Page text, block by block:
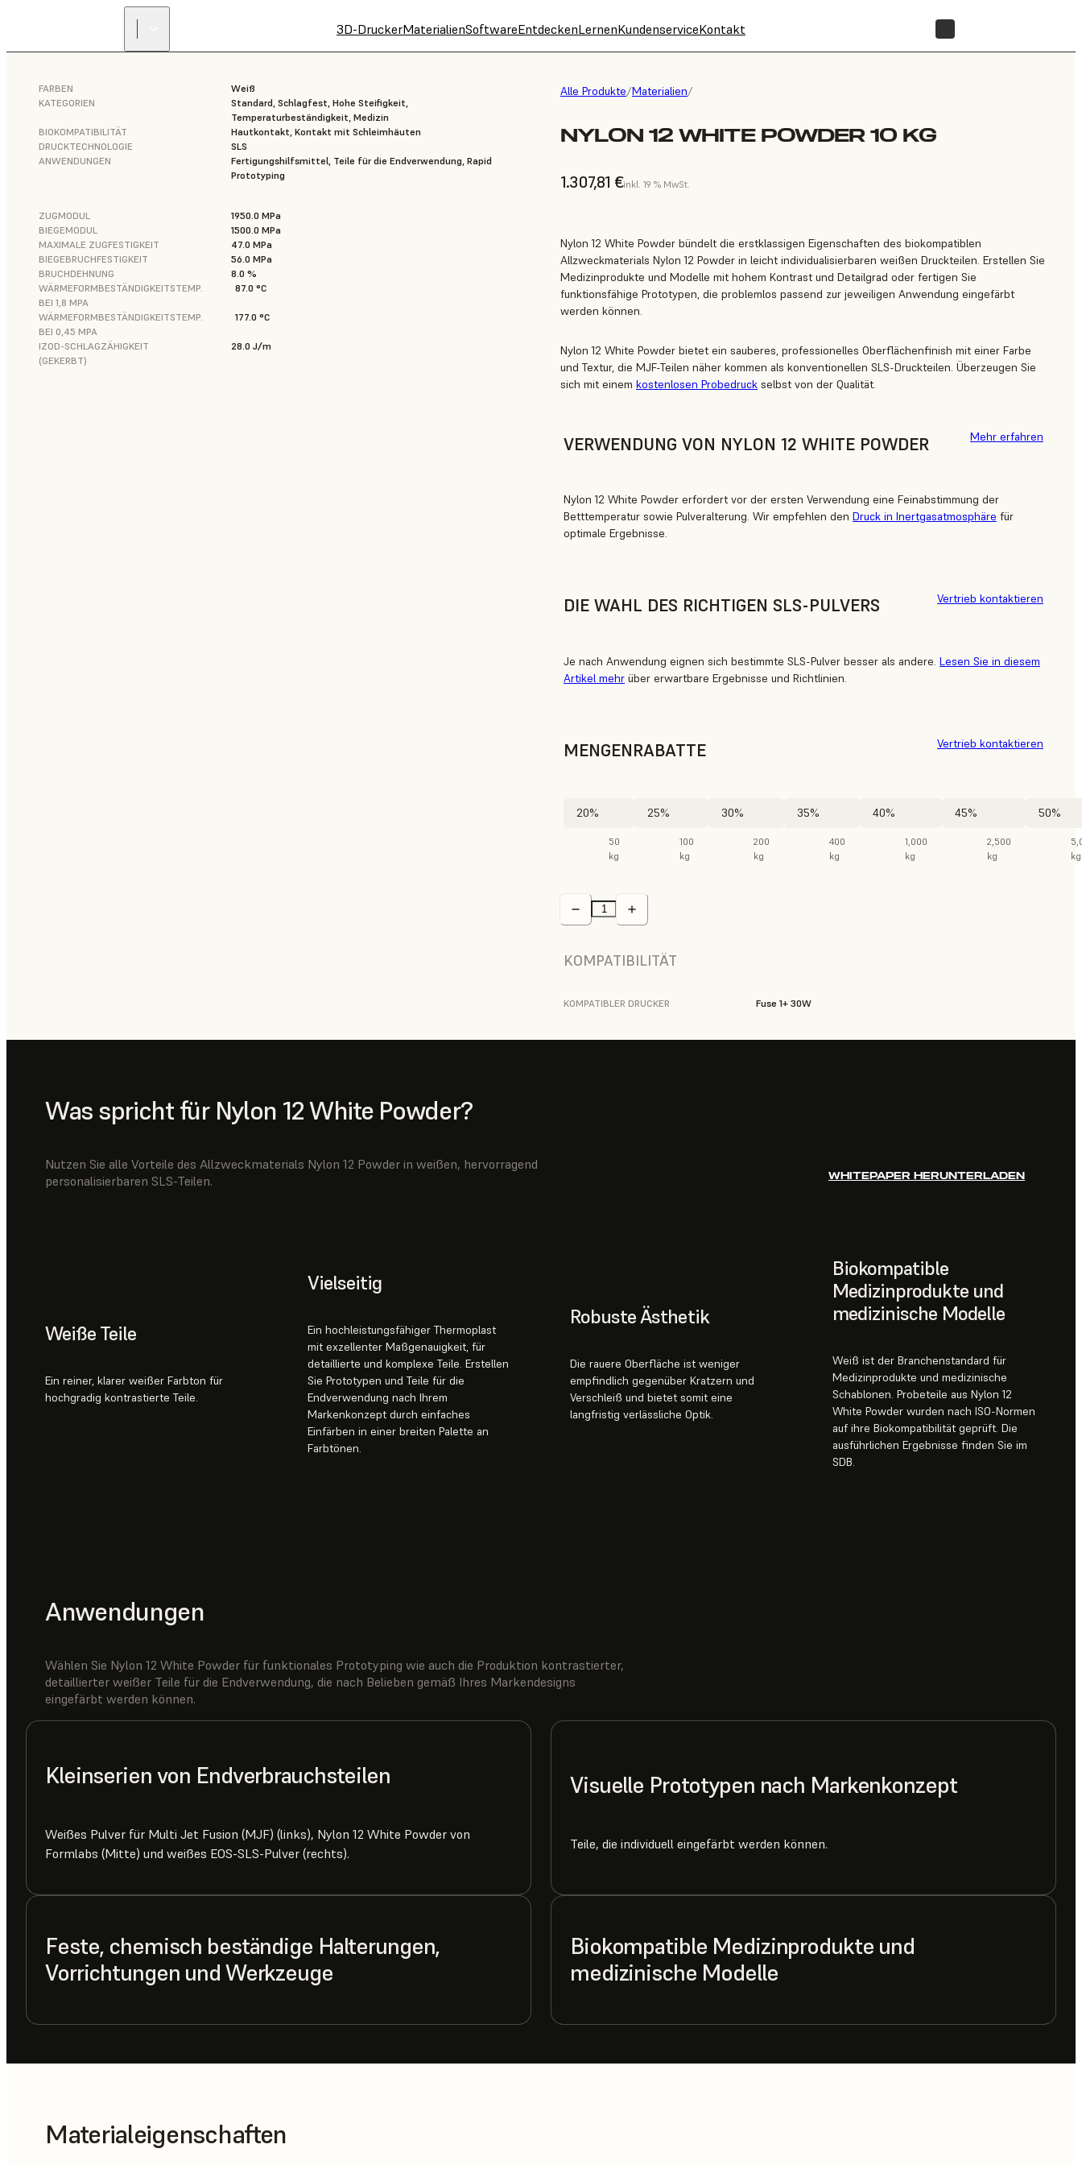
3D-DruckerMaterialienSoftwareEntdeckenLernenKundenserviceKontakt
Alle Produkte/Materialien/
NYLON 12 WHITE POWDER 10 KG
1.307,81 €inkl. 19 % MwSt.
FARBEN
Weiß
KATEGORIEN
Standard, Schlagfest, Hohe Steifigkeit,
Temperaturbeständigkeit, Medizin
BIOKOMPATIBILITÄT
Hautkontakt, Kontakt mit Schleimhäuten
DRUCKTECHNOLOGIE
SLS
ANWENDUNGEN
Fertigungshilfsmittel, Teile für die Endverwendung, Rapid
Prototyping
ZUGMODUL
1950.0 MPa
BIEGEMODUL
1500.0 MPa
MAXIMALE ZUGFESTIGKEIT
47.0 MPa
BIEGEBRUCHFESTIGKEIT
56.0 MPa
BRUCHDEHNUNG
8.0 %
WÄRMEFORMBESTÄNDIGKEITSTEMP.
BEI 1,8 MPA
87.0 °C
WÄRMEFORMBESTÄNDIGKEITSTEMP.
BEI 0,45 MPA
177.0 °C
IZOD-SCHLAGZÄHIGKEIT
(GEKERBT)
28.0 J/m
Nylon 12 White Powder bündelt die erstklassigen Eigenschaften des biokompatiblen
Allzweckmaterials Nylon 12 Powder in leicht individualisierbaren weißen Druckteilen. Erstellen Sie
Medizinprodukte und Modelle mit hohem Kontrast und Detailgrad oder fertigen Sie
funktionsfähige Prototypen, die problemlos passend zur jeweiligen Anwendung eingefärbt
werden können.
Nylon 12 White Powder bietet ein sauberes, professionelles Oberflächenfinish mit einer Farbe
und Textur, die MJF-Teilen näher kommen als konventionellen SLS-Druckteilen. Überzeugen Sie
sich mit einem kostenlosen Probedruck selbst von der Qualität.
VERWENDUNG VON NYLON 12 WHITE POWDER
Nylon 12 White Powder erfordert vor der ersten Verwendung eine Feinabstimmung der
Betttemperatur sowie Pulveralterung. Wir empfehlen den Druck in Inertgasatmosphäre für
optimale Ergebnisse.
Mehr erfahren
DIE WAHL DES RICHTIGEN SLS-PULVERS
Je nach Anwendung eignen sich bestimmte SLS-Pulver besser als andere. Lesen Sie in diesem
Artikel mehr über erwartbare Ergebnisse und Richtlinien.
Vertrieb kontaktieren
MENGENRABATTE
20%
50
kg
25%
100
kg
30%
200
kg
35%
400
kg
40%
1,000
kg
45%
2,500
kg
50%
kg
Vertrieb kontaktieren
KOMPATIBILITÄT
KOMPATIBLER DRUCKER Fuse 1+ 30W
Was spricht für Nylon 12 White Powder?
Nutzen Sie alle Vorteile des Allzweckmaterials Nylon 12 Powder in weißen, hervorragend
personalisierbaren SLS-Teilen.
WHITEPAPER HERUNTERLADEN
Weiße Teile
Ein reiner, klarer weißer Farbton für
hochgradig kontrastierte Teile.
Vielseitig
Ein hochleistungsfähiger Thermoplast
mit exzellenter Maßgenauigkeit, für
detaillierte und komplexe Teile. Erstellen
Sie Prototypen und Teile für die
Endverwendung nach Ihrem
Markenkonzept durch einfaches
Einfärben in einer breiten Palette an
Farbtönen.
Robuste Ästhetik
Die rauere Oberfläche ist weniger
empfindlich gegenüber Kratzern und
Verschleiß und bietet somit eine
langfristig verlässliche Optik.
Biokompatible
Medizinprodukte und
medizinische Modelle
Weiß ist der Branchenstandard für
Medizinprodukte und medizinische
Schablonen. Probeteile aus Nylon 12
White Powder wurden nach ISO-Normen
auf ihre Biokompatibilität geprüft. Die
ausführlichen Ergebnisse finden Sie im
SDB.
Anwendungen
Wählen Sie Nylon 12 White Powder für funktionales Prototyping wie auch die Produktion kontrastierter,
detaillierter weißer Teile für die Endverwendung, die nach Belieben gemäß Ihres Markendesigns
eingefärbt werden können.
Kleinserien von Endverbrauchsteilen
Weißes Pulver für Multi Jet Fusion (MJF) (links), Nylon 12 White Powder von
Formlabs (Mitte) und weißes EOS-SLS-Pulver (rechts).
Visuelle Prototypen nach Markenkonzept
Teile, die individuell eingefärbt werden können.
Feste, chemisch beständige Halterungen,
Vorrichtungen und Werkzeuge
Biokompatible Medizinprodukte und
medizinische Modelle
Materialeigenschaften